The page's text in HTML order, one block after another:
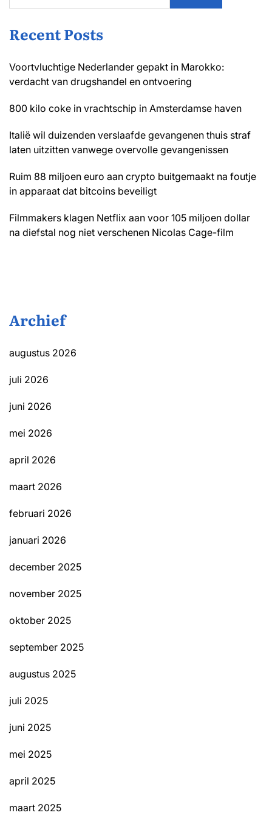
Recent Posts
Voortvluchtige Nederlander gepakt in Marokko:
verdacht van drugshandel en ontvoering
800 kilo coke in vrachtschip in Amsterdamse haven
Italië wil duizenden verslaafde gevangenen thuis straf
laten uitzitten vanwege overvolle gevangenissen
Ruim 88 miljoen euro aan crypto buitgemaakt na foutje
in apparaat dat bitcoins beveiligt
Filmmakers klagen Netflix aan voor 105 miljoen dollar
na diefstal nog niet verschenen Nicolas Cage-film
Archief
augustus 2026
juli 2026
juni 2026
mei 2026
april 2026
maart 2026
februari 2026
januari 2026
december 2025
november 2025
oktober 2025
september 2025
augustus 2025
juli 2025
juni 2025
mei 2025
april 2025
maart 2025